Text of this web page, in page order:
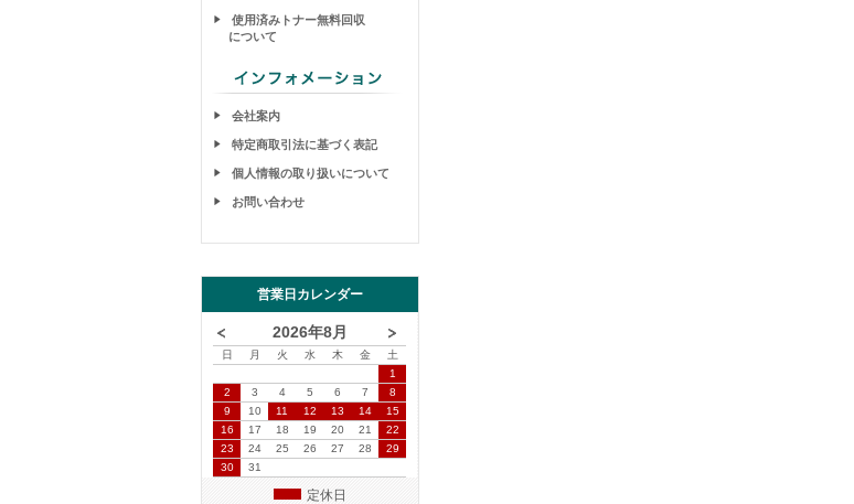
使用済みトナー無料回収
について
会社案内
特定商取引法に基づく表記
個人情報の取り扱いについて
お問い合わせ
営業日カレンダー
2026年8月
日 月 火 水 木 金
土
1
2
3 4 5 6 7
8
9
10 11 12 13 14
15
16
17 18 19 20 21
22
23
24 25 26 27 28
29
30
31
定休日